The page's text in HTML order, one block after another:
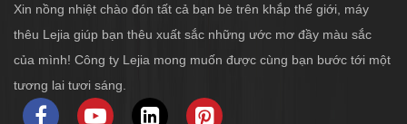
Xin nồng nhiệt chào đón tất cả bạn bè trên khắp thế giới, máy
thêu Lejia giúp bạn thêu xuất sắc những ước mơ đầy màu sắc
của mình! Công ty Lejia mong muốn được cùng bạn bước tới một
tương lai tươi sáng.